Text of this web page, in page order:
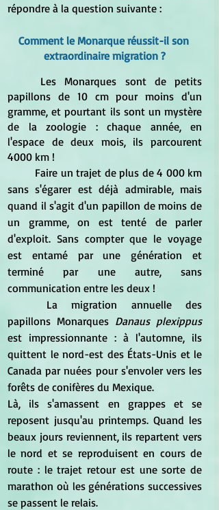
répondre à la question suivante :
Comment le Monarque réussit-il son
extraordinaire migration ?
papillons de 10 cm pour moins d'un
gramme, et pourtant ils sont un mystère
de la zoologie : chaque année, en
l'espace de deux mois, ils parcourent
4000 km !
sans s'égarer est déjà admirable, mais
quand il s'agit d'un papillon de moins de
un gramme, on est tenté de parler
d'exploit. Sans compter que le voyage
est entamé par une génération et
terminé par une autre, sans
communication entre les deux !
papillons Monarques Danaus plexippus
est impressionnante : à l'automne, ils
quittent le nord-est des États-Unis et le
Canada par nuées pour s'envoler vers les
forêts de conifères du Mexique.
Là, ils s'amassent en grappes et se
reposent jusqu'au printemps. Quand les
beaux jours reviennent, ils repartent vers
le nord et se reproduisent en cours de
route : le trajet retour est une sorte de
marathon où les générations successives
se passent le relais.